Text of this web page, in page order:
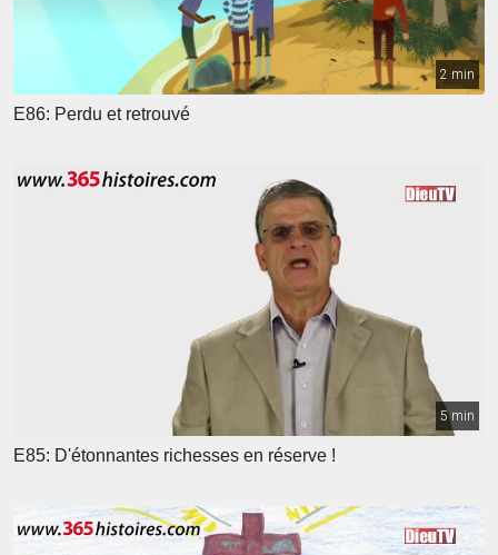
2 min
E86: Perdu et retrouvé
5 min
E85: D'étonnantes richesses en réserve !